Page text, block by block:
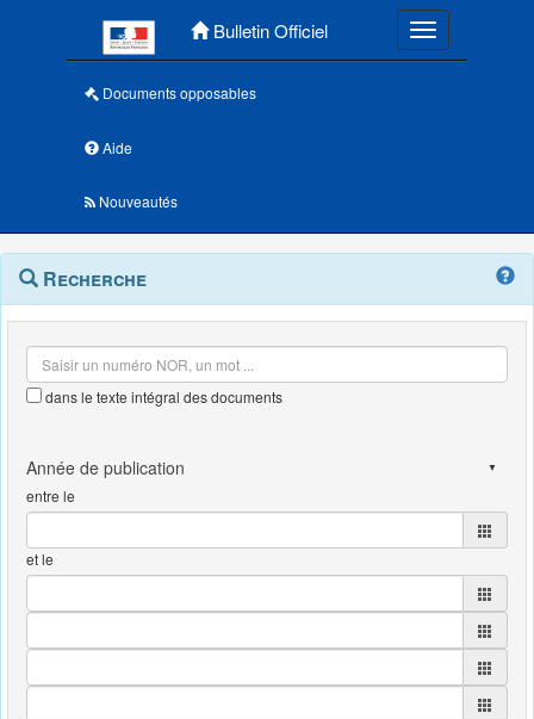
Bulletin Officiel Toggle
Documents opposables
Aide
Nouveautés
Navigation
outils
Menu
contextuel
Recherche
dans le texte intégral des documents
entre le
et le